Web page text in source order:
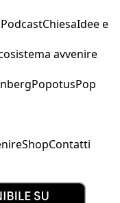
PodcastChiesaIdee e
avvenire
PopotusPop
ShopContatti